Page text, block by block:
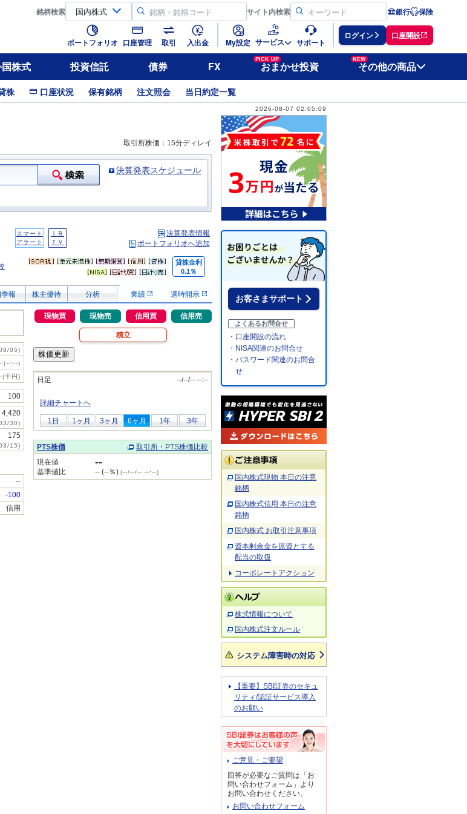
銘柄検索 サイト内検索 銀行 保険
ポートフォリオ 口座管理 取引 入出金 My設定 サービス サポート
ログイン 口座開設
株式 投資信託 債券 FX
PICK UP
おまかせ投資
NEW
その他の商品
株 口座状況 保有銘柄 注文照会 当日約定一覧
2026-08-07 02:05:09
取引所株価：15分ディレイ
決算発表スケジュール
スマート
アラート
ＩＲ
ＴＶ
決算発表情報
ポートフォリオへ追加
貸株金利
0.1％
季報 株主優待 分析 業績 適時開示
05)
(--:--)
(千円)
100
4,420
30)
175
15)
--
-100
信用
現物買 現物売 信用買 信用売
積立
日足 --/--/-- --:--
詳細チャートへ
1日 1ヶ月 3ヶ月 6ヶ月 1年 3年
PTS株価
取引所・PTS株価比較
現在値
--
基準値比 -- (--％) (--/--/-- --:--)
お客さまサポート
よくあるお問合せ
・口座開設の流れ
・NISA関連のお問合せ
・パスワード関連のお問合
せ
国内株式現物 本日の注意
銘柄
国内株式信用 本日の注意
銘柄
国内株式 お取引注意事項
資本剰余金を原資とする
配当の取扱
コーポレートアクション
株式情報について
国内株式注文ルール
システム障害時の対応
【重要】SBI証券のセキュ
リティ/認証サービス導入
のお願い
ご意見・ご要望
回答が必要なご質問は「お
問い合わせフォーム」より
お問い合わせください。
お問い合わせフォーム